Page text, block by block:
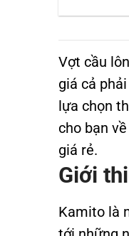
Vợt cầu
giá cả
lựa chọn
cho bạn
giá rẻ.
Giới
Kamito là